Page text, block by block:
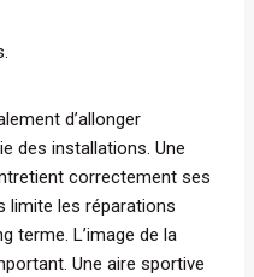
d’allonger
des installations. Une
correctement ses
limite les réparations
terme. L’image de la
Une aire sportive